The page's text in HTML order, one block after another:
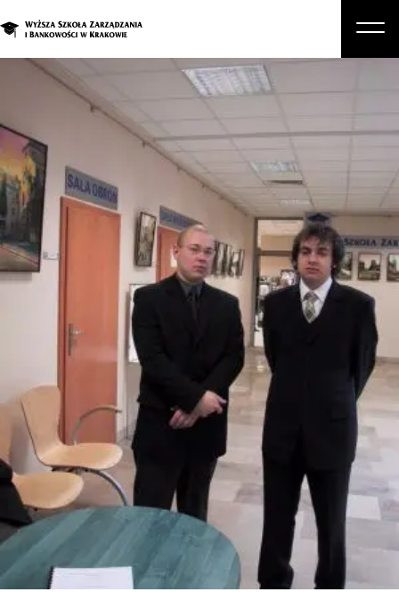
Studia podyplomowe i kursy
Kandydat
Student
Biznes
Zapisz się na studia